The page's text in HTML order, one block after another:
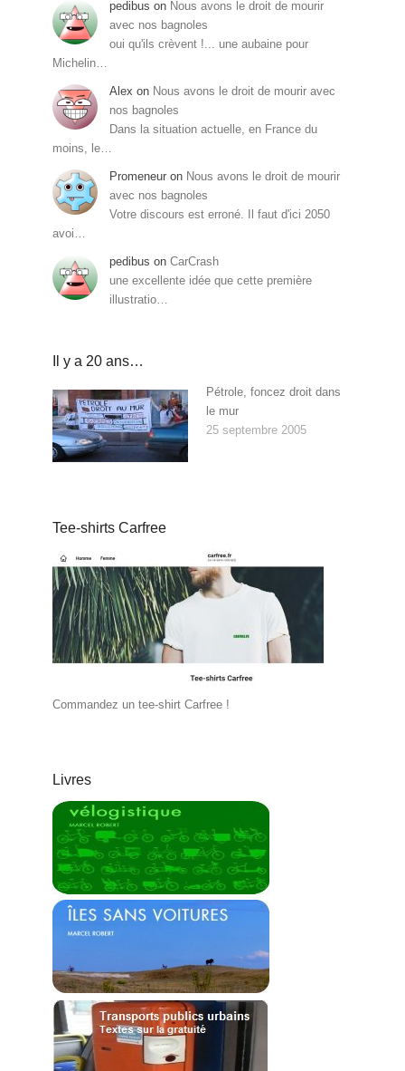
pedibus on Nous avons le droit de mourir
avec nos bagnoles
oui qu'ils crèvent !... une aubaine pour
Michelin…
Alex on Nous avons le droit de mourir avec
nos bagnoles
Dans la situation actuelle, en France du
moins, le…
Promeneur on Nous avons le droit de mourir
avec nos bagnoles
Votre discours est erroné. Il faut d'ici 2050
avoi…
pedibus on CarCrash
une excellente idée que cette première
illustratio…
Il y a 20 ans…
Pétrole, foncez droit dans
le mur
25 septembre 2005
Tee-shirts Carfree
Commandez un tee-shirt Carfree !
Livres